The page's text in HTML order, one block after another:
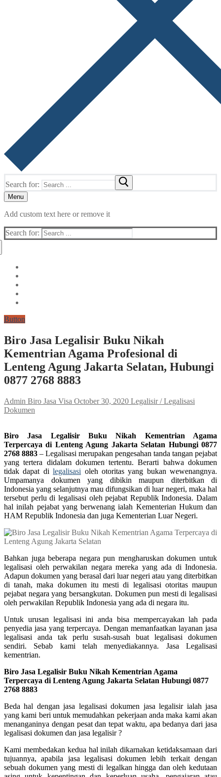
Search for:
Menu
Add custom text here or remove it
Search for:
Button
Biro Jasa Legalisir Buku Nikah
Kementrian Agama Profesional di
Lenteng Agung Jakarta Selatan, Hubungi
0877 2768 8883
Admin Biro Jasa Visa October 30, 2020 Legalisir / Legalisasi
Dokumen
Biro Jasa Legalisir Buku Nikah Kementrian Agama
Terpercaya di Lenteng Agung Jakarta Selatan Hubungi 0877
2768 8883 – Legalisasi merupakan pengesahan tanda tangan pejabat
yang tertera didalam dokumen tertentu. Berarti bahwa dokumen
tidak dapat dilegalisasi oleh otoritas yang bukan wewenangnya.
Umpamanya dokumen yang dibikin maupun diterbitkan di
Indonesia yang selanjutnya mau difungsikan di luar negeri, maka hal
tersebut perlu di legalisasi oleh pejabat Republik Indonesia. Dalam
hal inilah pejabat yang berwenang ialah Kementerian Hukum dan
HAM Republik Indonesia dan juga Kementerian Luar Negeri.
Bahkan juga beberapa negara pun mengharuskan dokumen untuk
legalisasi oleh perwakilan negara mereka yang ada di Indonesia.
Adapun dokumen yang berasal dari luar negeri atau yang diterbitkan
di tanah, maka dokumen itu mesti di legalisasi otoritas maupun
pejabat negara yang bersangkutan. Dokumen pun mesti di legalisasi
oleh perwakilan Republik Indonesia yang ada di negara itu.
Untuk urusan legalisasi ini anda bisa mempercayakan lah pada
penyedia jasa yang terpercaya. Dengan memanfaatkan layanan jasa
legalisasi anda tak perlu susah-susah buat legalisasi dokumen
sendiri. Sebab kami telah menyediakannya. Jasa Legalisasi
kementrian.
Biro Jasa Legalisir Buku Nikah Kementrian Agama
Terpercaya di Lenteng Agung Jakarta Selatan Hubungi 0877
2768 8883
Beda hal dengan jasa legalisasi dokumen jasa legalisir ialah jasa
yang kami beri untuk memudahkan pekerjaan anda maka kami akan
menanganinya dengan pesat dan tepat waktu, apa bedanya dari jasa
legalisasi dokumen dan jasa legalisir ?
Kami membedakan kedua hal inilah dikarnakan ketidaksamaan dari
tujuannya, apabila jasa legalisasi dokumen lebih terkait dengan
sebuah dokumen yang mesti di legalkan hingga dan oleh kedutaan